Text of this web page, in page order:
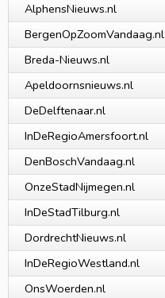
AlphensNieuws.nl
BergenOpZoomVandaag.nl
Breda-Nieuws.nl
Apeldoornsnieuws.nl
DeDelftenaar.nl
InDeRegioAmersfoort.nl
DenBoschVandaag.nl
OnzeStadNijmegen.nl
InDeStadTilburg.nl
DordrechtNieuws.nl
InDeRegioWestland.nl
OnsWoerden.nl